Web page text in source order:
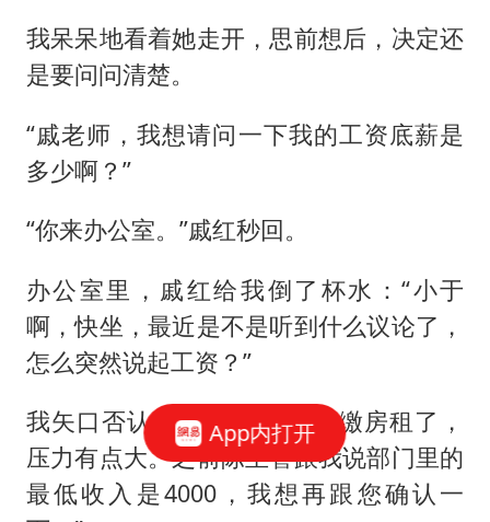
我呆呆地看着她走开，思前想后，决定还
是要问问清楚。
“戚老师，我想请问一下我的工资底薪是
多少啊？”
“你来办公室。”戚红秒回。
办公室里，戚红给我倒了杯水：“小于
啊，快坐，最近是不是听到什么议论了，
怎么突然说起工资？”
我矢口否认：“没有，就是快缴房租了，
压力有点大。之前陈主管跟我说部门里的
最低收入是4000，我想再跟您确认一
App内打开